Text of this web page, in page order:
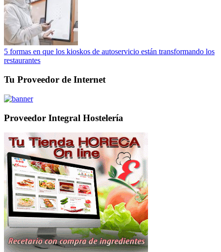
5 formas en que los kioskos de autoservicio están transformando los
restaurantes
Tu Proveedor de Internet
Proveedor Integral Hostelería